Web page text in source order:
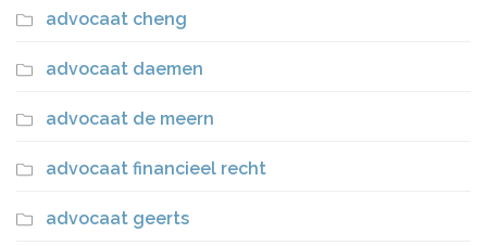
advocaat cheng
advocaat daemen
advocaat de meern
advocaat financieel recht
advocaat geerts